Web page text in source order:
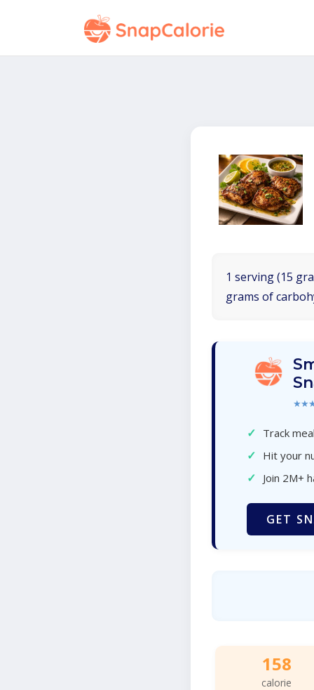
1 serving (15
grams of
✓ Track
✓ Hit your
✓ Join 2M+
GET
158
calorie